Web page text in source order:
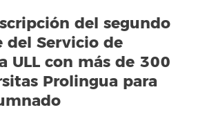
del segundo
del Servicio de
ULL con más de 300
Prolingua para